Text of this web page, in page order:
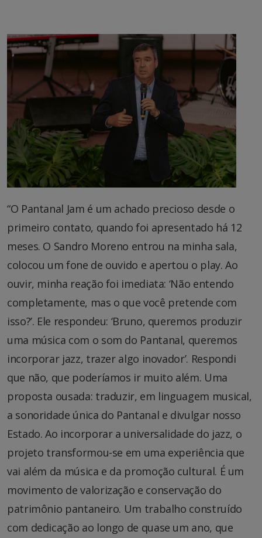
“O Pantanal Jam é um achado precioso desde o
primeiro contato, quando foi apresentado há 12
meses. O Sandro Moreno entrou na minha sala,
colocou um fone de ouvido e apertou o play. Ao
ouvir, minha reação foi imediata: ‘Não entendo
completamente, mas o que você pretende com
isso?’. Ele respondeu: ‘Bruno, queremos produzir
uma música com o som do Pantanal, queremos
incorporar jazz, trazer algo inovador’. Respondi
que não, que poderíamos ir muito além. Uma
proposta ousada: traduzir, em linguagem musical,
a sonoridade única do Pantanal e divulgar nosso
Estado. Ao incorporar a universalidade do jazz, o
projeto transformou-se em uma experiência que
vai além da música e da promoção cultural. É um
movimento de valorização e conservação do
patrimônio pantaneiro. Um trabalho construído
com dedicação ao longo de quase um ano, que